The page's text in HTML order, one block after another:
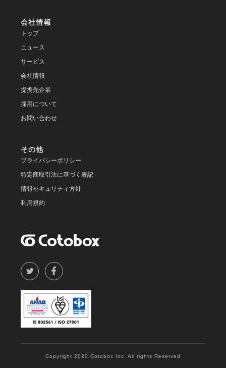
会社情報
トップ
ニュース
サービス
会社情報
提携先企業
採用について
お問い合わせ
その他
プライバシーポリシー
特定商取引法に基づく表記
情報セキュリティ方針
利用規約
Copyright 2020 Cotobox Inc. All rights Reserved